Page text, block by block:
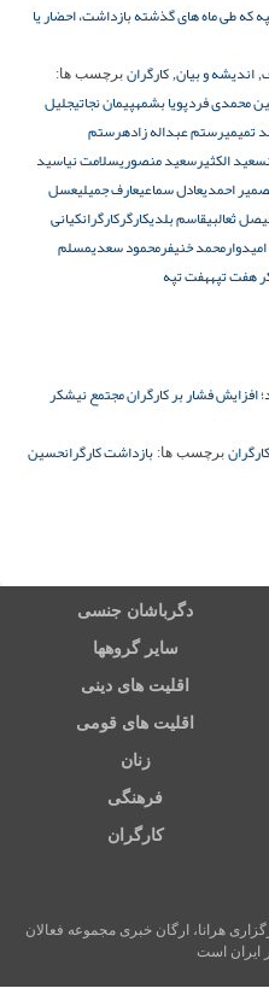
که طی ماه های گذشته بازداشت، احضار یا
, اندیشه و بیان, کارگران برچسب ها:
محمدی فردپویا بشمهپیمان نجاتیجلیل
تمیمیرستم عبداله زادهرستم
سعید الکثیرسعید منصوریسلامت نیاسید
صمیر احمدیعادل سماعیعارف جمیلیعسل
ثعالبیقاسم بلدیکارگرکارگرانکیانی
محمد خنیفرمحمود سعدیمسلم
هفت تپههفت تپه
فشار بر کارگران مجتمع نیشکر
کارگران برچسب ها: بازداشت کارگرانحسین
دگرباشان جنسی
سایر گروهها
اقلیت های دینی
اقلیت های قومی
زنان
فرهنگی
کارگران
هرانا، ارگان خبری مجموعه فعالان
ایران است